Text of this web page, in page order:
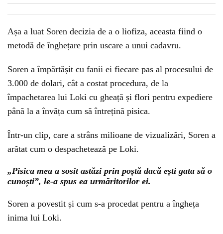
Așa a luat Soren decizia de a o liofiza, aceasta fiind o
metodă de înghețare prin uscare a unui cadavru.
Soren a împărtășit cu fanii ei fiecare pas al procesului de
3.000 de dolari, cât a costat procedura, de la
împachetarea lui Loki cu gheață și flori pentru expediere
până la a învăța cum să întrețină pisica.
Într-un clip, care a strâns milioane de vizualizări, Soren a
arătat cum o despachetează pe Loki.
„Pisica mea a sosit astăzi prin poștă dacă ești gata să o
cunoști”, le-a spus ea urmăritorilor ei.
Soren a povestit și cum s-a procedat pentru a îngheța
inima lui Loki.